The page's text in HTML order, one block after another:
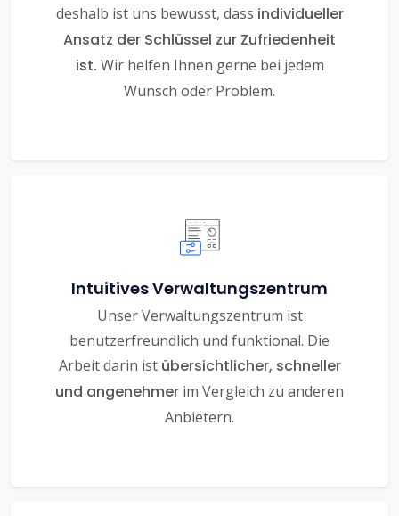
deshalb ist uns bewusst, dass individueller
Ansatz der Schlüssel zur Zufriedenheit
ist. Wir helfen Ihnen gerne bei jedem
Wunsch oder Problem.
Intuitives Verwaltungszentrum
Unser Verwaltungszentrum ist
benutzerfreundlich und funktional. Die
Arbeit darin ist übersichtlicher, schneller
und angenehmer im Vergleich zu anderen
Anbietern.